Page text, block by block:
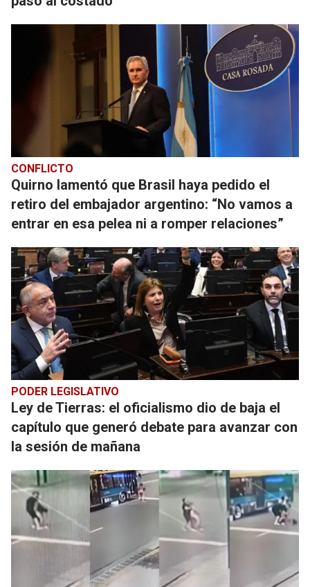
CONFLICTO
Quirno lamentó que Brasil haya pedido el
retiro del embajador argentino: “No vamos a
entrar en esa pelea ni a romper relaciones”
PODER LEGISLATIVO
Ley de Tierras: el oficialismo dio de baja el
capítulo que generó debate para avanzar con
la sesión de mañana